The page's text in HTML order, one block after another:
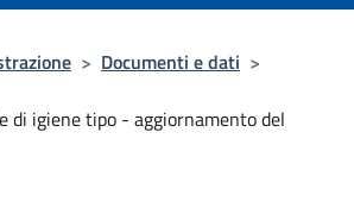
> Documenti e dati >
di igiene tipo - aggiornamento del